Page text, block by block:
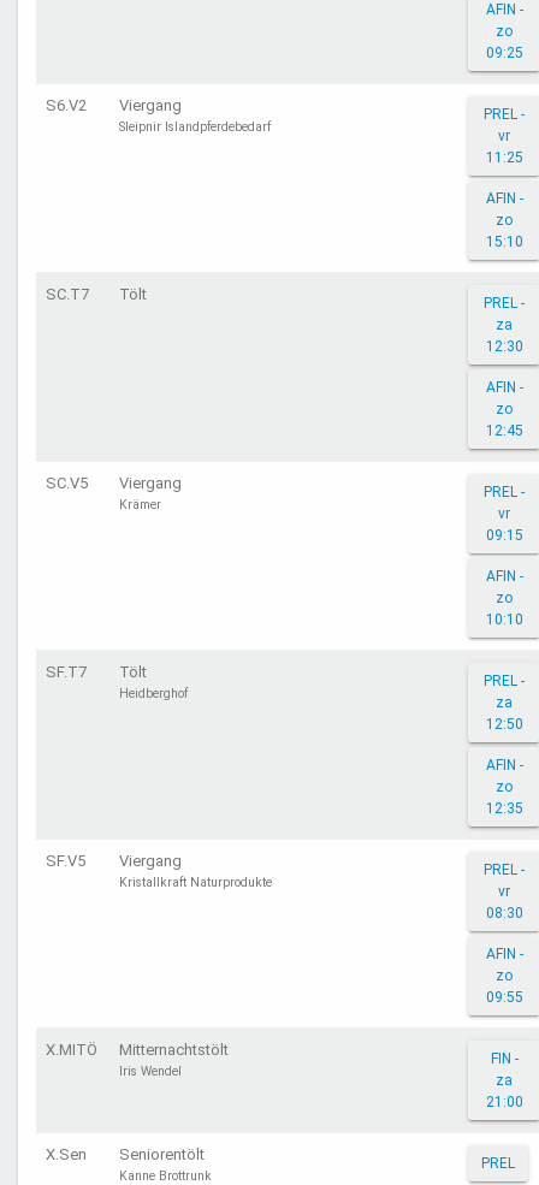
AFIN -
zo
09:25
S6.V2 Viergang
Sleipnir Islandpferdebedarf
PREL -
vr
11:25
AFIN -
zo
15:10
SC.T7 Tölt
PREL -
za
12:30
AFIN -
zo
12:45
SC.V5 Viergang
Krämer
PREL -
vr
09:15
AFIN -
zo
10:10
SF.T7 Tölt
Heidberghof
PREL -
za
12:50
AFIN -
zo
12:35
SF.V5 Viergang
Kristallkraft Naturprodukte
PREL -
vr
08:30
AFIN -
zo
09:55
X.MITÖ Mitternachtstölt
Iris Wendel
FIN -
za
21:00
X.Sen Seniorentölt
Kanne Brottrunk
PREL